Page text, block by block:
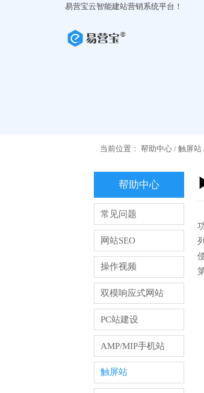
易营宝云智能建站营销系统平台！
当前位置： 帮助中心/ 触屏站
帮助中心
常见问题
网站SEO
操作视频
双模响应式网站
PC站建设
AMP/MIP手机站
触屏站